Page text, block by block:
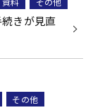
きが見直
その他